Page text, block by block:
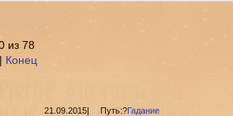
из 78
Конец
21.09.2015| Путь:?Гадание